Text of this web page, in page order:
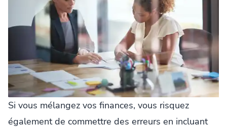
Si vous mélangez vos finances, vous risquez
également de commettre des erreurs en incluant